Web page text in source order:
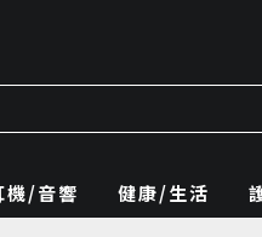
機/音響 健康/生活